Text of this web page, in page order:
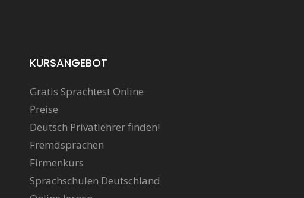
KURSANGEBOT
Gratis Sprachtest Online
Preise
Deutsch Privatlehrer finden!
Fremdsprachen
Firmenkurs
Sprachschulen Deutschland